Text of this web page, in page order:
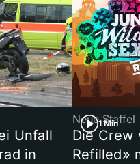
Unfall
in
1 Min
Neue Staffel
Die Crew
Refilled»